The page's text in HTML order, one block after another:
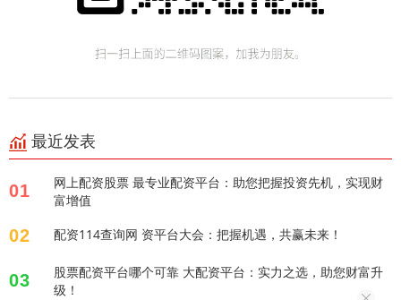
最近发表
01
网上配资股票 最专业配资平台：助您把握投资先机，实现财
富增值
02 配资114查询网 资平台大会：把握机遇，共赢未来！
03
股票配资平台哪个可靠 大配资平台：实力之选，助您财富升
级！